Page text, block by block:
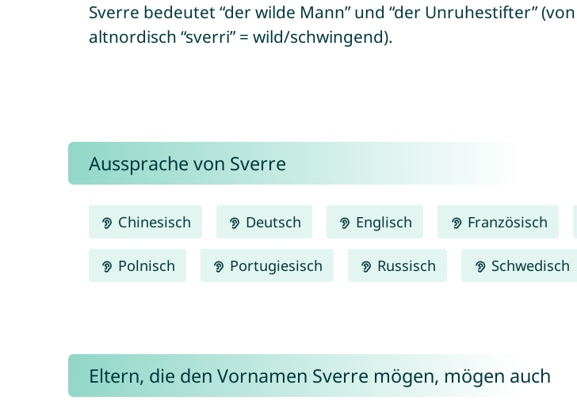
Sverre bedeutet “der wilde Mann” und “der Unruhestifter” (von
altnordisch “sverri” = wild/schwingend).
Aussprache von Sverre
Chinesisch Deutsch Englisch Französisch
Polnisch Portugiesisch Russisch Schwedisch
Eltern, die den Vornamen Sverre mögen, mögen auch